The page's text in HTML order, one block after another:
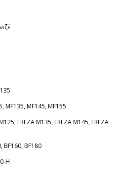
MF135, MF145, MF155
FREZA M135, FREZA M145, FREZA
BF160, BF180
H